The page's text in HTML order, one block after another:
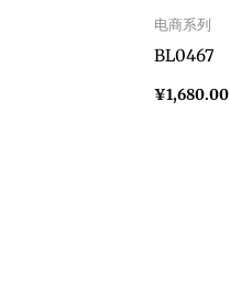
电商系列
BL0467
¥1,680.00